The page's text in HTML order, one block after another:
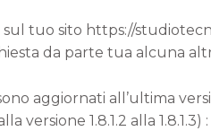
sul tuo sito https://
da parte tua alcuna
aggiornati all’ultima
versione 1.8.1.2 alla